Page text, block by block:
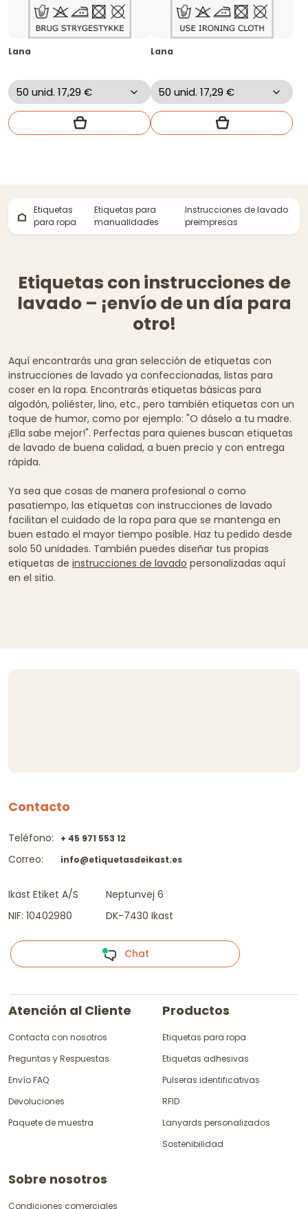
Lana Lana
Etiquetas
para ropa
Etiquetas para
manualidades
Instrucciones de lavado
preimpresas
Etiquetas con instrucciones de
lavado – ¡envío de un día para
otro!
Aquí encontrarás una gran selección de etiquetas con
instrucciones de lavado ya confeccionadas, listas para
coser en la ropa. Encontrarás etiquetas básicas para
algodón, poliéster, lino, etc., pero también etiquetas con un
toque de humor, como por ejemplo: "O dáselo a tu madre.
¡Ella sabe mejor!". Perfectas para quienes buscan etiquetas
de lavado de buena calidad, a buen precio y con entrega
rápida.
Ya sea que cosas de manera profesional o como
pasatiempo, las etiquetas con instrucciones de lavado
facilitan el cuidado de la ropa para que se mantenga en
buen estado el mayor tiempo posible. Haz tu pedido desde
solo 50 unidades. También puedes diseñar tus propias
etiquetas de instrucciones de lavado personalizadas aquí
en el sitio.
Contacto
Teléfono:
Correo:
+ 45 971 553 12
info@etiquetasdeikast.es
Ikast Etiket A/S
NIF: 10402980
Neptunvej 6
DK-7430 Ikast
Chat
Atención al Cliente
Contacta con nosotros
Preguntas y Respuestas
Envío FAQ
Devoluciones
Paquete de muestra
Productos
Etiquetas para ropa
Etiquetas adhesivas
Pulseras identificativas
RFID
Lanyards personalizados
Sostenibilidad
Sobre nosotros
Condiciones comerciales